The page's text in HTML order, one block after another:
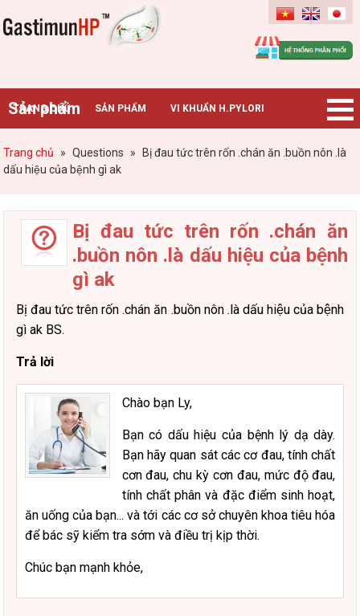
Gastimunhp
Sản phẩm
TRANG CHỦ SẢN PHẨM VI KHUẨN H.PYLORI
BỆNH DẠ DÀY TIN TỨC – SỰ KIỆN HƯỚNG DẪN MUA HÀNG
Trang chủ » Questions »
Bị đau tức trên rốn .chán ăn .buồn nôn .là
dấu hiệu của bệnh gì ak
Bị đau tức trên rốn .chán ăn
.buồn nôn .là dấu hiệu của bệnh
gì ak
Bị đau tức trên rốn .chán ăn .buồn nôn .là dấu hiệu của bệnh
gì ak BS.
Trả lời
Chào bạn Ly,
Bạn có dấu hiệu của bệnh lý dạ dày.
Bạn hãy quan sát các cơ đau, tính chất
cơn đau, chu kỳ cơn đau, mức độ đau,
tính chất phân và đặc điểm sinh hoạt,
ăn uống của bạn... và tới các cơ sở chuyên khoa tiêu hóa
để bác sỹ kiểm tra sớm và điều trị kịp thời.
Chúc bạn mạnh khỏe,